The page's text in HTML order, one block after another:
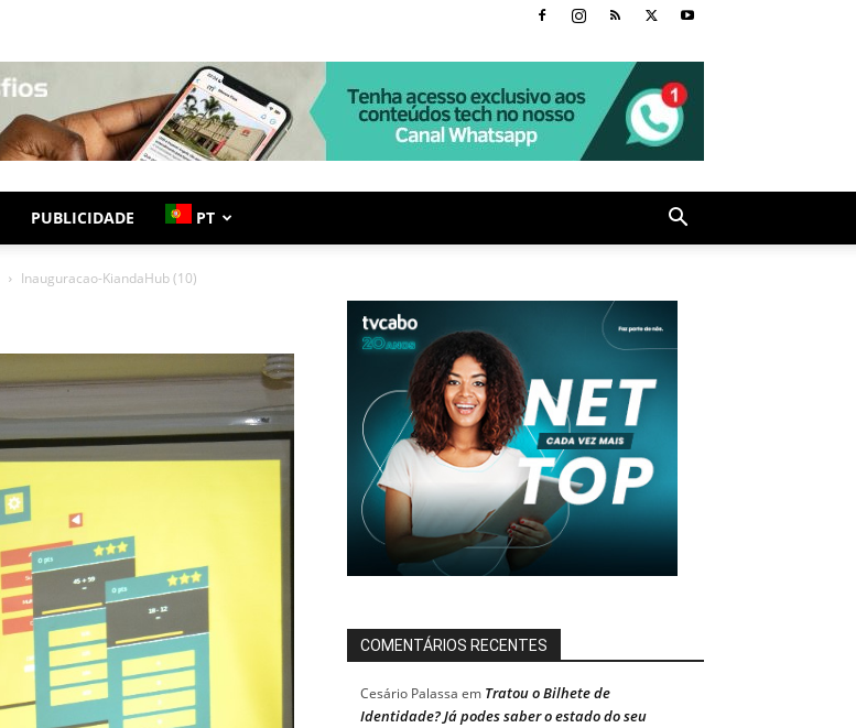
PUBLICIDADE PT
Inauguracao-KiandaHub (10)
COMENTÁRIOS RECENTES
Cesário Palassa em Tratou o Bilhete de
Identidade? Já podes saber o estado do seu